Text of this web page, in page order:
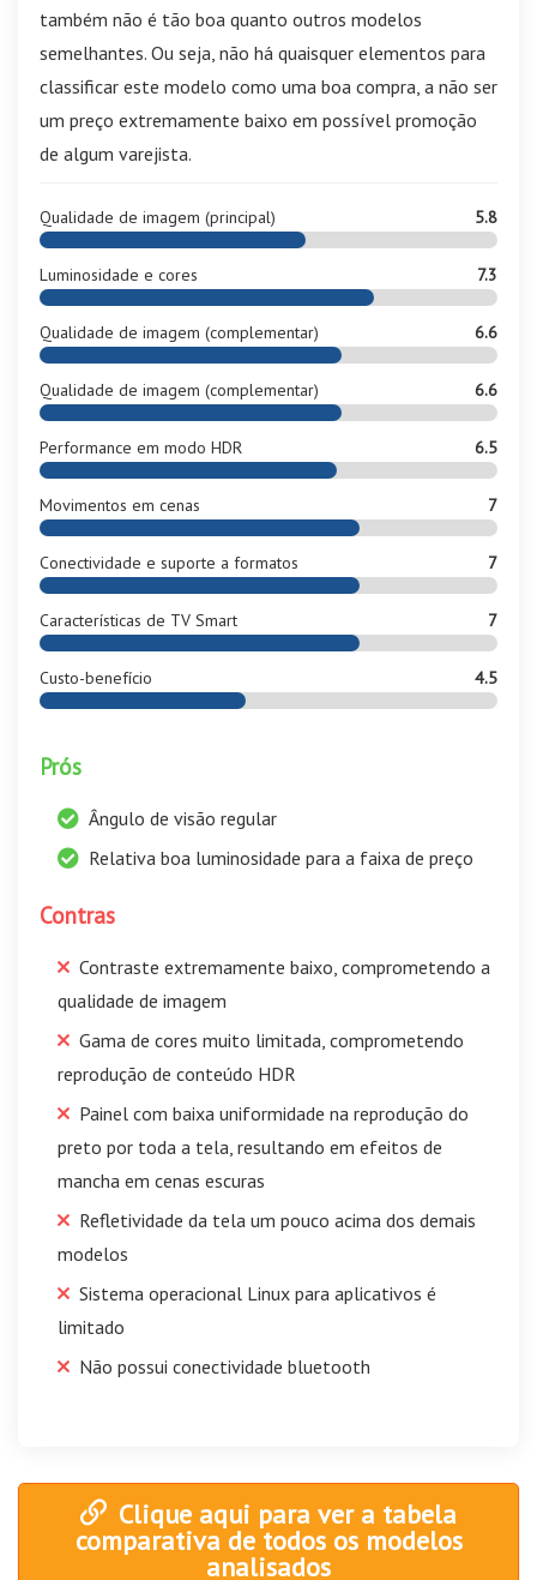
também não é tão boa quanto outros modelos
semelhantes. Ou seja, não há quaisquer elementos para
classificar este modelo como uma boa compra, a não ser
um preço extremamente baixo em possível promoção
de algum varejista.
Qualidade de imagem (principal) 5.8
Luminosidade e cores 7.3
Qualidade de imagem (complementar) 6.6
Qualidade de imagem (complementar) 6.6
Performance em modo HDR 6.5
Movimentos em cenas 7
Conectividade e suporte a formatos 7
Características de TV Smart 7
Custo-benefício 4.5
Prós
Ângulo de visão regular
Relativa boa luminosidade para a faixa de preço
Contras
Contraste extremamente baixo, comprometendo a
qualidade de imagem
Gama de cores muito limitada, comprometendo
reprodução de conteúdo HDR
Painel com baixa uniformidade na reprodução do
preto por toda a tela, resultando em efeitos de
mancha em cenas escuras
Refletividade da tela um pouco acima dos demais
modelos
Sistema operacional Linux para aplicativos é
limitado
Não possui conectividade bluetooth
Clique aqui para ver a tabela
comparativa de todos os modelos
analisados